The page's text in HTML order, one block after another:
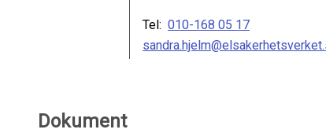
Tel: 010-168 05 17
Dokument